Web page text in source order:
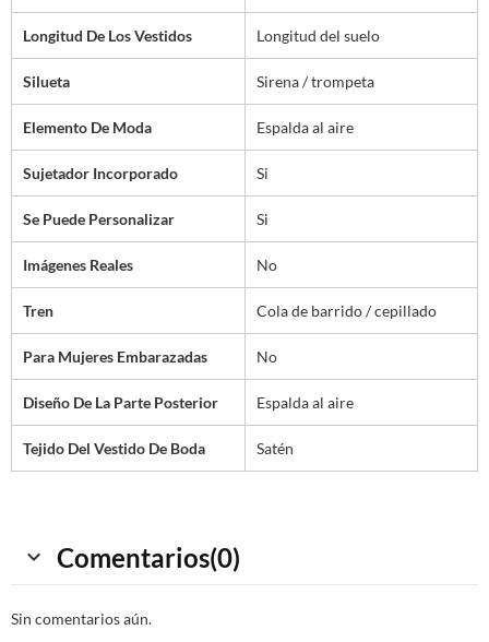
Longitud De Los Vestidos Longitud del suelo
Silueta Sirena / trompeta
Elemento De Moda Espalda al aire
Sujetador Incorporado Si
Se Puede Personalizar Si
Imágenes Reales No
Tren Cola de barrido / cepillado
Para Mujeres Embarazadas No
Diseño De La Parte Posterior Espalda al aire
Tejido Del Vestido De Boda Satén
Comentarios(0)
Sin comentarios aún.